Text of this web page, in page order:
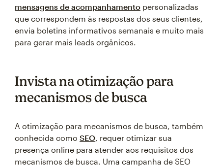
mensagens de acompanhamento personalizadas
que correspondem às respostas dos seus clientes,
envia boletins informativos semanais e muito mais
para gerar mais leads orgânicos.
Invista na otimização para
mecanismos de busca
A otimização para mecanismos de busca, também
conhecida como SEO, requer otimizar sua
presença online para atender aos requisitos dos
mecanismos de busca. Uma campanha de SEO